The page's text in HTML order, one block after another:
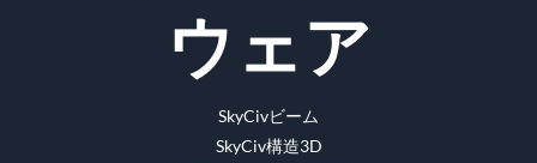
ブ
ッ
ク
ー
ー
ウェア
SkyCivビーム
SkyCiv構造3D